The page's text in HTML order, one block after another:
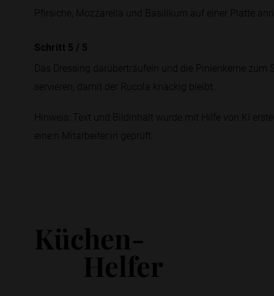
Pfirsiche, Mozzarella und Basilikum auf einer Platte
Schritt 5 / 5
Das Dressing darüberträufeln und die Pinienkerne zum
servieren, damit der Rucola knackig bleibt.
Hinweis: Text und Bildinhalt wurde mit Hilfe von KI
eine:n Mitarbeiter:in geprüft.
Küchen-
Helfer